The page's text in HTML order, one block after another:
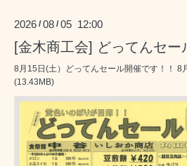
2026 /08 /05 12:00
[金木商工会] どってんセー
8月15日(土）どってんセール開催です！！ 8
(13.43MB)